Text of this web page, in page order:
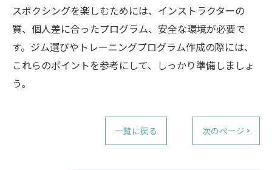
スボクシングを楽しむためには、インストラクターの
質、個人差に合ったプログラム、安全な環境が必要で
す。ジム選びやトレーニングプログラム作成の際には、
これらのポイントを参考にして、しっかり準備しましょ
う。
一覧に戻る 次のページ >